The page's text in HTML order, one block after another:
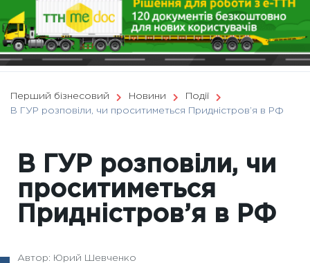
Перший бізнесовий Новини
Події
В ГУР розповіли, чи проситиметься Придністров’я в РФ
В ГУР розповіли, чи
проситиметься
Придністров’я в РФ
Автор: Юрий Шевченко